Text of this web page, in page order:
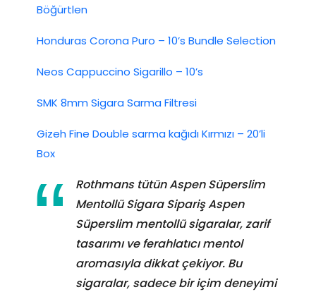
Böğürtlen
Honduras Corona Puro – 10’s Bundle Selection
Neos Cappuccino Sigarillo – 10’s
SMK 8mm Sigara Sarma Filtresi
Gizeh Fine Double sarma kağıdı Kırmızı – 20’li
Box
Rothmans tütün Aspen Süperslim
Mentollü Sigara Sipariş Aspen
Süperslim mentollü sigaralar, zarif
tasarımı ve ferahlatıcı mentol
aromasıyla dikkat çekiyor. Bu
sigaralar, sadece bir içim deneyimi